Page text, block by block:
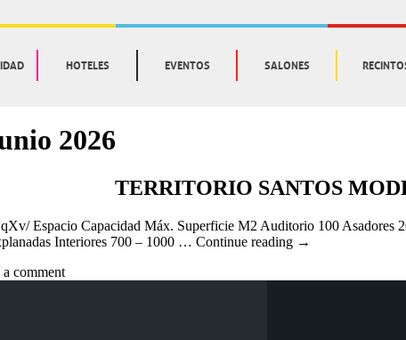
HOTELES EVENTOS SALONES
2026
TERRITORIO SANTOS
Espacio Capacidad Máx. Superficie M2 Auditorio 100 Asadores
Interiores 700 – 1000 … Continue reading →
comment